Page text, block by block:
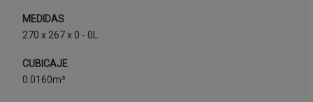
MEDIDAS
270 x 267 x 0 - 0L
CUBICAJE
0.0160m³